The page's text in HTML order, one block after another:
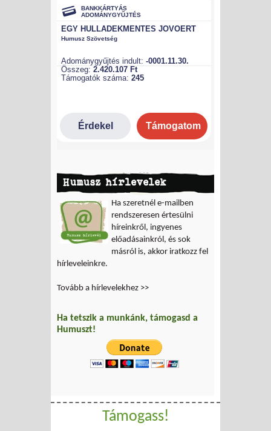
Humusz hírlevelek
Ha szeretnél e-mailben
rendszeresen értesülni
híreinkről, ingyenes
előadásainkról, és sok
másról is, akkor iratkozz fel
hírleveleinkre.
Tovább a hírlevelekhez >>
Ha tetszik a munkánk, támogasd a
Humuszt!
Támogass!